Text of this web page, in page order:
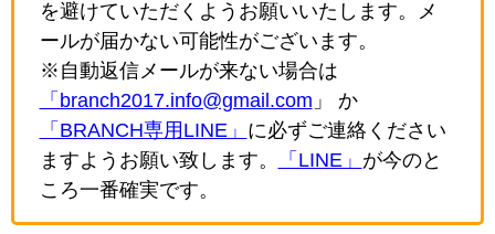
を避けていただくようお願いいたします。メ
ールが届かない可能性がございます。
※自動返信メールが来ない場合は
「branch2017.info@gmail.com 」 か
「BRANCH専用LINE」 に必ずご連絡ください
ますようお願い致します。
「LINE」 が今のと
ころ一番確実です。